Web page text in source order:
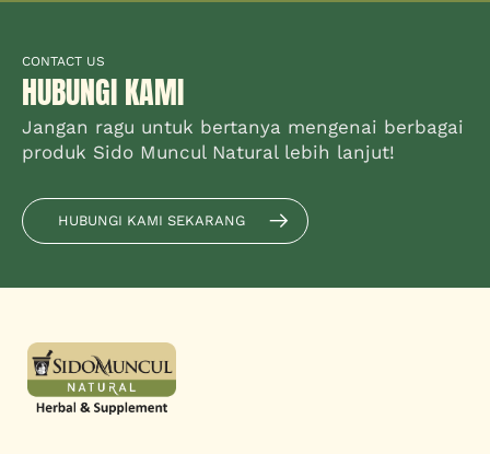
CONTACT US
HUBUNGI KAMI
Jangan ragu untuk bertanya mengenai berbagai
produk Sido Muncul Natural lebih lanjut!
HUBUNGI KAMI SEKARANG